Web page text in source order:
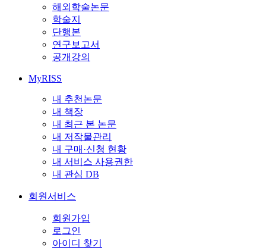
해외학술논문
학술지
단행본
연구보고서
공개강의
MyRISS
내 추천논문
내 책장
내 최근 본 논문
내 저작물관리
내 구매·신청 현황
내 서비스 사용권한
내 관심 DB
회원서비스
회원가입
로그인
아이디 찾기